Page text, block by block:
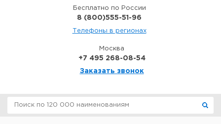
Бесплатно по России
8 (800)555-51-96
Телефоны в регионах
Москва
+7 495 268-08-54
Заказать звонок